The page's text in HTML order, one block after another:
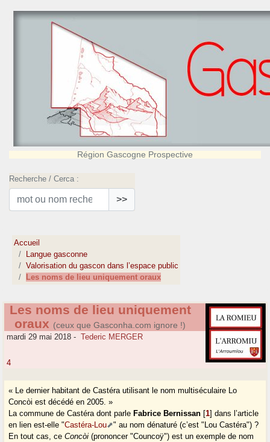
Région Gascogne Prospective
Recherche / Cerca :
>>
Accueil
Langue gasconne
Valorisation du gascon dans l’espace public
Les noms de lieu uniquement oraux
Les noms de lieu uniquement
oraux (ceux que Gasconha.com ignore !)
mardi 29 mai 2018 - Tederic MERGER
4
« Le dernier habitant de Castéra utilisant le nom multiséculaire Lo
Concòi est décédé en 2005. »
La commune de Castéra dont parle Fabrice Bernissan [1] dans l’article
en lien est-elle "Castéra-Lou
" au nom dénaturé (c’est "Lou Castéra") ?
En tout cas, ceConcòi (prononcer "Councoÿ") est un exemple de nom